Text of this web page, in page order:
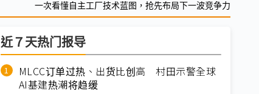
一次看懂自主工厂技术蓝图，抢先布局下一波竞争力
近７天热门报导
MLCC订单过热、出货比创高 村田示警全球
AI基建热潮将趋缓